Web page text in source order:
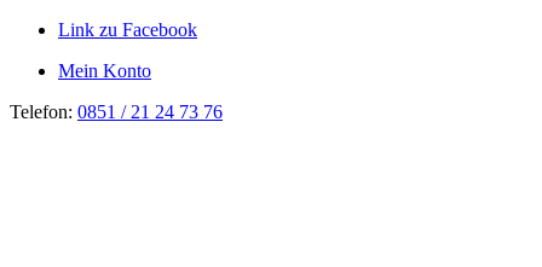
Link zu Facebook
Mein Konto
Telefon: 0851 / 21 24 73 76